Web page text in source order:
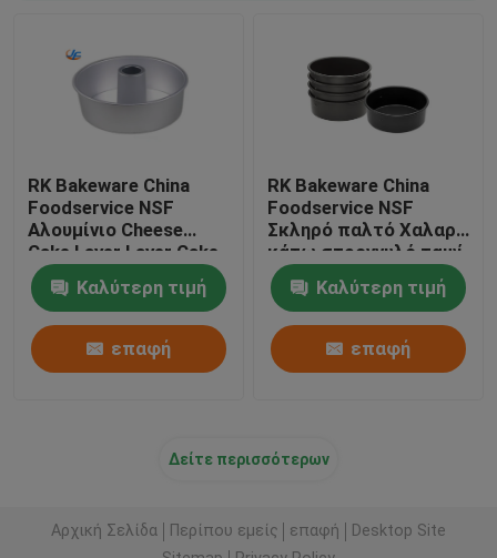
Εμπορικός Εξοπλισμός Αρτοποιίας
Κατασκευή μετάλλων Foodservice
Στέγες Γεωδαιτικής Θόλος Αλουμινίου
Σφραγίδα δεξαμενής πλωτής οροφής
RK Bakeware China
Foodservice NSF
Αλουμίνιο Cheese
Cake Layer Layer Cake
Pan Ring For Cake Pan
Καλύτερη τιμή
επαφή
RK Bakeware China
Foodservice NSF
Σκληρό παλτό Χαλαρό
κάτω στρογγυλό ταψί
αλουμινίου για
cheesecake σιφόν
Ταψί για κέικ
Καλύτερη τιμή
επαφή
Δείτε περισσότερων
Αρχική Σελίδα Περίπου εμείς επαφή
Desktop Site